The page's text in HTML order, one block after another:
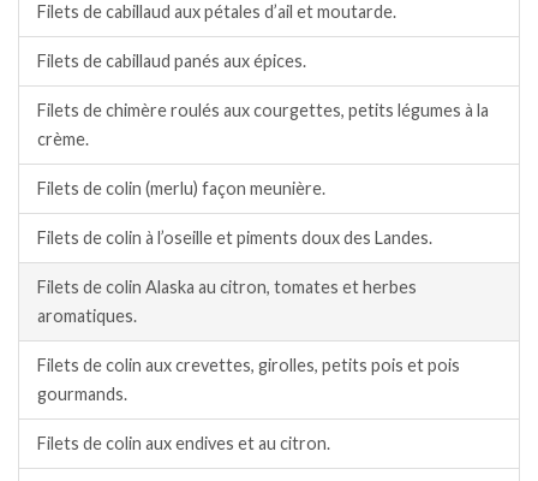
Filets de cabillaud aux pétales d’ail et moutarde.
Filets de cabillaud panés aux épices.
Filets de chimère roulés aux courgettes, petits légumes à la
crème.
Filets de colin (merlu) façon meunière.
Filets de colin à l’oseille et piments doux des Landes.
Filets de colin Alaska au citron, tomates et herbes
aromatiques.
Filets de colin aux crevettes, girolles, petits pois et pois
gourmands.
Filets de colin aux endives et au citron.